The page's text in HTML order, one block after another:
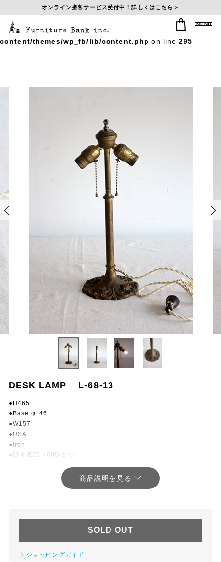
: Undefined array key "postid_history" in
/home/sasagumi/f-b-inc.com/public_html/wp/wp-
content/themes/wp_fb/lib/content.php on line295
オンライン接客サービス受付中！詳しくはこちら＞
DESK LAMP L-68-13
●H465
●Base φ146
●W157
●USA
●iron
●口金 E26（60Wまで）
アメリカで買い付けたアンティークのスタンドライトです。
SOLD OUT
ショッピングガイド